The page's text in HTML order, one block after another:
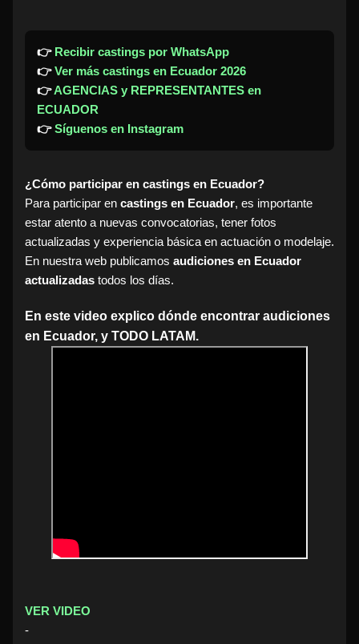
👉 Recibir castings por WhatsApp
👉Ver más castings en Ecuador 2026
👉AGENCIAS y REPRESENTANTES en
ECUADOR
👉Síguenos en Instagram
¿Cómo participar en castings en Ecuador?
Para participar en castings en Ecuador, es importante
estar atento a nuevas convocatorias, tener fotos
actualizadas y experiencia básica en actuación o modelaje.
En nuestra web publicamos audiciones en Ecuador
actualizadas todos los días.
En este video explico dónde encontrar audiciones
en Ecuador, y TODO LATAM.
VER VIDEO
-